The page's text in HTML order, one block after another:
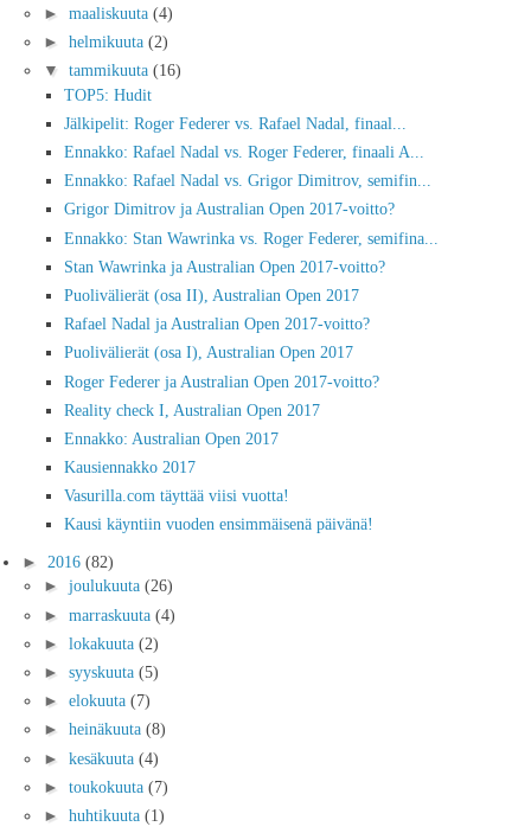
► maaliskuuta (4)
► helmikuuta (2)
▼ tammikuuta (16)
TOP5: Hudit
Jälkipelit: Roger Federer vs. Rafael Nadal, finaal...
Ennakko: Rafael Nadal vs. Roger Federer, finaali A...
Ennakko: Rafael Nadal vs. Grigor Dimitrov, semifin...
Grigor Dimitrov ja Australian Open 2017-voitto?
Ennakko: Stan Wawrinka vs. Roger Federer, semifina...
Stan Wawrinka ja Australian Open 2017-voitto?
Puolivälierät (osa II), Australian Open 2017
Rafael Nadal ja Australian Open 2017-voitto?
Puolivälierät (osa I), Australian Open 2017
Roger Federer ja Australian Open 2017-voitto?
Reality check I, Australian Open 2017
Ennakko: Australian Open 2017
Kausiennakko 2017
Vasurilla.com täyttää viisi vuotta!
Kausi käyntiin vuoden ensimmäisenä päivänä!
► 2016 (82)
► joulukuuta (26)
► marraskuuta (4)
► lokakuuta (2)
► syyskuuta (5)
► elokuuta (7)
► heinäkuuta (8)
► kesäkuuta (4)
► toukokuuta (7)
► huhtikuuta (1)